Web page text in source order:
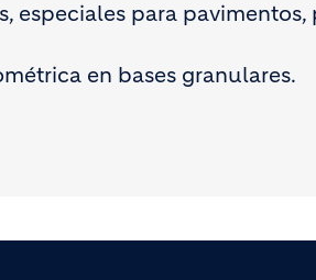
especiales para pavimentos,
en bases granulares.